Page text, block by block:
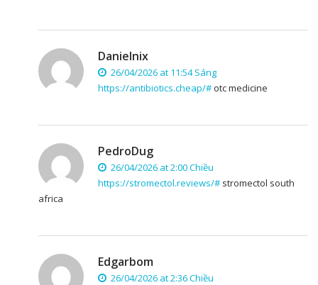
Danielnix
26/04/2026 at 11:54 Sáng
https://antibiotics.cheap/#otc medicine
PedroDug
26/04/2026 at 2:00 Chiều
https://stromectol.reviews/#stromectol south
africa
Edgarbom
26/04/2026 at 2:36 Chiều